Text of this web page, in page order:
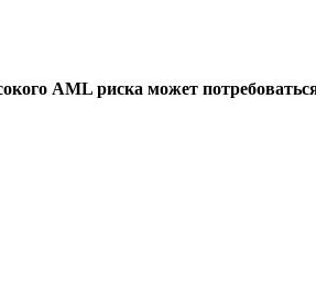
AML риска может